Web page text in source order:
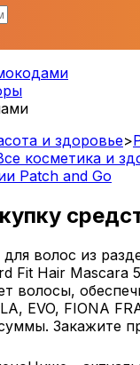
и здоровье>
косметика и
Patch and Go
волос из
Fit Hair
волосы,
EVO, FIONA
Закажите